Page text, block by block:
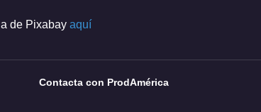
de Pixabay aquí
Contacta con ProdAmérica